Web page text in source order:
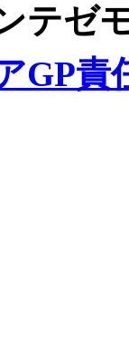
テゼ
GP責